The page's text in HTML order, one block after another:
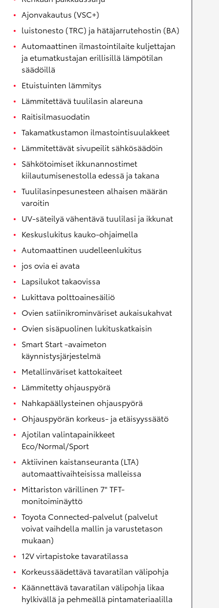
Ajonvakautus (VSC+)
luistonesto (TRC) ja hätäjarrutehostin (BA)
Automaattinen ilmastointilaite kuljettajan
ja etumatkustajan erillisillä lämpötilan
säädöillä
Etuistuinten lämmitys
Lämmitettävä tuulilasin alareuna
Raitisilmasuodatin
Takamatkustamon ilmastointisuulakkeet
Lämmitettävät sivupeilit sähkösäädöin
Sähkötoimiset ikkunannostimet
kiilautumisenestolla edessä ja takana
Tuulilasinpesunesteen alhaisen määrän
varoitin
UV-säteilyä vähentävä tuulilasi ja ikkunat
Keskuslukitus kauko-ohjaimella
Automaattinen uudelleenlukitus
jos ovia ei avata
Lapsilukot takaovissa
Lukittava polttoainesäiliö
Ovien satiinikrominväriset aukaisukahvat
Ovien sisäpuolinen lukituskatkaisin
Smart Start -avaimeton
käynnistysjärjestelmä
Metallinväriset kattokaiteet
Lämmitetty ohjauspyörä
Nahkapäällysteinen ohjauspyörä
Ohjauspyörän korkeus- ja etäisyyssäätö
Ajotilan valintapainikkeet
Eco/Normal/Sport
Aktiivinen kaistanseuranta (LTA)
automaattivaihteisissa malleissa
Mittariston värillinen 7" TFT-
monitoiminäyttö
Toyota Connected-palvelut (palvelut
voivat vaihdella mallin ja varustetason
mukaan)
12V virtapistoke tavaratilassa
Korkeussäädettävä tavaratilan välipohja
Käännettävä tavaratilan välipohja likaa
hylkivällä ja pehmeällä pintamateriaalilla